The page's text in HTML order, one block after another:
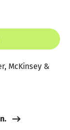
McKinsey &